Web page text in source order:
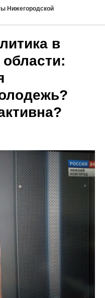
Нижегородской
в